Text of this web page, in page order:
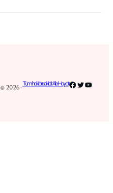
© 2026 ·
Tüm hakları saklıdır. Aile HayatıFacebook
Twitter